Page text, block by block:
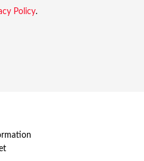
Policy.